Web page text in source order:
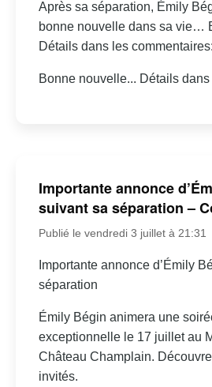
Après sa séparation, Émily
bonne nouvelle dans sa vie…
Détails dans les commentaires:
Bonne nouvelle... Détails
Importante annonce
suivant sa séparation –
Publié le vendredi 3 juillet à 21:31
Importante annonce d’Émily
séparation
Émily Bégin animera une
exceptionnelle le 17 juillet au
Château Champlain.
invités.